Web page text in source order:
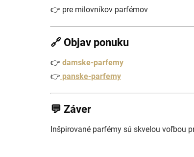
👉 pre milovníkov parfémov
🔗 Objav ponuku
👉 damske-parfemy
👉 panske-parfemy
💬 Záver
Inšpirované parfémy sú skvelou voľbou